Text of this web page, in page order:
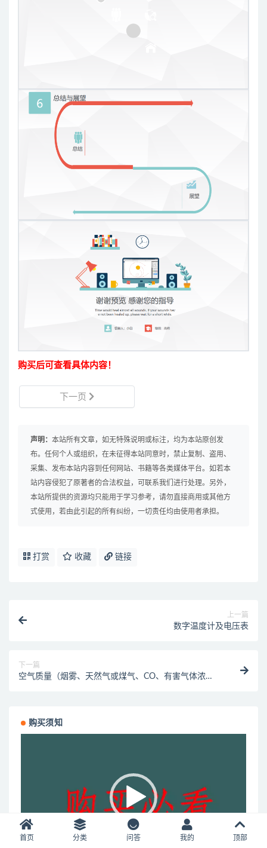
购买后可查看具体内容！
下一页
声明： 本站所有文章，如无特殊说明或标注，均为本站原创发
布。任何个人或组织，在未征得本站同意时，禁止复制、盗用、
采集、发布本站内容到任何网站、书籍等各类媒体平台。如若本
站内容侵犯了原著者的合法权益，可联系我们进行处理。另外，
本站所提供的资源均只能用于学习参考，请勿直接商用或其他方
式使用，若由此引起的所有纠纷，一切责任均由使用者承担。
打赏 收藏 链接
上一篇
数字温度计及电压表
下一篇
空气质量（烟雾、天然气或煤气、CO、有害气体浓
购买须知
首页 分类 问答 我的 顶部